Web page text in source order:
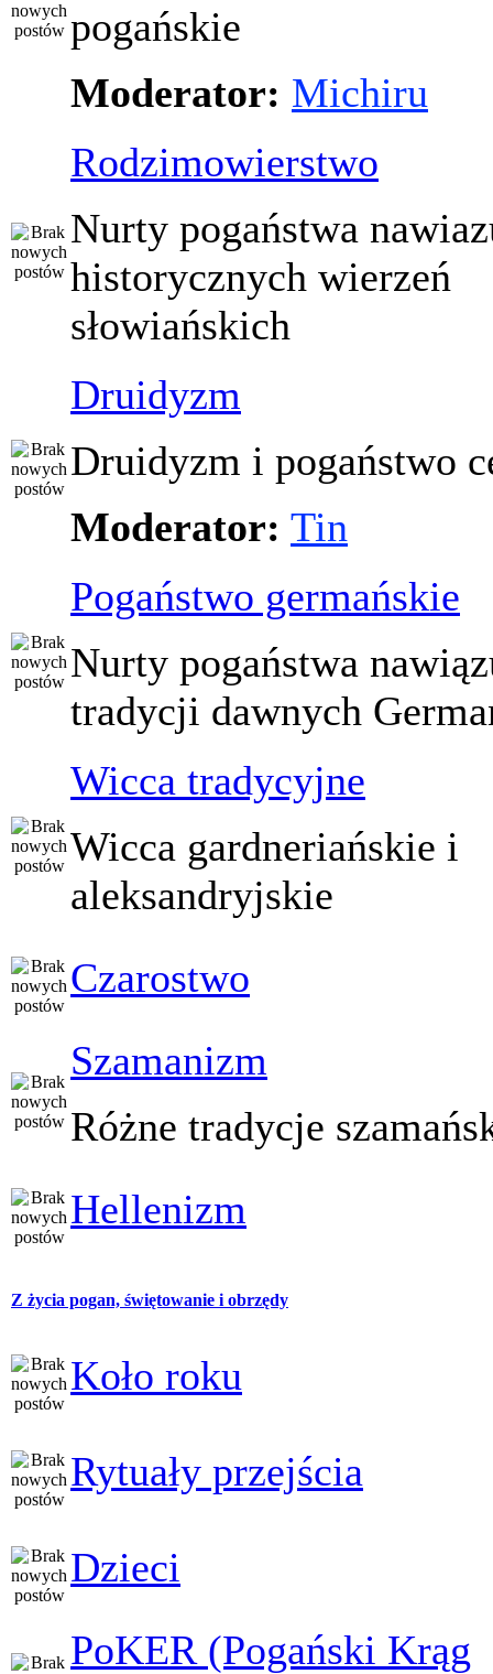
pogańskie
Moderator: Michiru
Rodzimowierstwo
Nurty pogaństwa
historycznych wierzeń
słowiańskich
Druidyzm
Druidyzm i pogaństwo
Moderator: Tin
Pogaństwo germańskie
Nurty pogaństwa
tradycji dawnych
Wicca tradycyjne
Wicca gardneriańskie i
aleksandryjskie
Czarostwo
Szamanizm
Różne tradycje
Hellenizm
Z życia pogan, świętowanie i obrzędy
Koło roku
Rytuały przejścia
Dzieci
PoKER (Pogański Krąg